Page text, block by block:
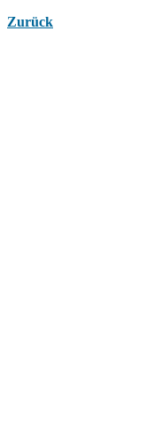
Zurück